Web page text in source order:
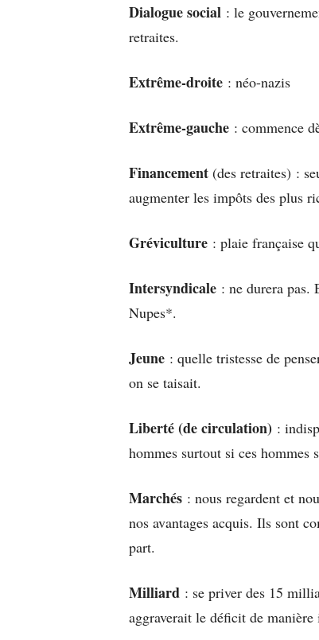
Dialogue social : le
retraites.
Extrême-droite : néo-nazis
Extrême-gauche : commence
Financement (des retraites) :
augmenter les impôts des plus
Gréviculture : plaie française
Intersyndicale : ne durera pas.
Nupes*.
Jeune : quelle tristesse de
on se taisait.
Liberté (de circulation) :
hommes surtout si ces hommes
Marchés : nous regardent et
nos avantages acquis. Ils sont
part.
Milliard : se priver des 15
aggraverait le déficit de